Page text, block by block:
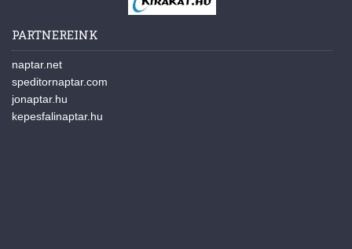
PARTNEREINK
naptar.net
speditornaptar.com
jonaptar.hu
kepesfalinaptar.hu